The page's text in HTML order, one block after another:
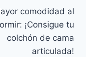
comodidad al
¡Consigue tu
colchón de cama
articulada!